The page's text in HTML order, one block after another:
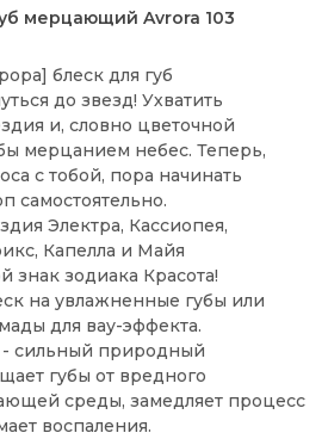
мерцающий Avrora 103
блеск для губ
до звезд! Ухватить
и, словно цветочной
мерцанием небес. Теперь,
с тобой, пора начинать
самостоятельно.
Электра, Кассиопея,
Капелла и Майя
знак зодиака Красота!
на увлажненные губы или
для вау-эффекта.
сильный природный
губы от вредного
среды, замедляет процесс
воспаления.